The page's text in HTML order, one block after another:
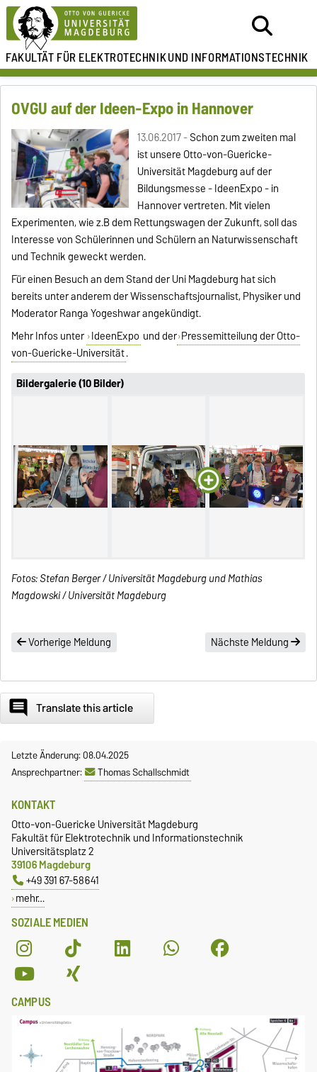
FAKULTÄT FÜR ELEKTROTECHNIKUND INFORMATIONSTECHNIK
OVGU auf der Ideen-Expo in Hannover
13.06.2017 -Schon zum zweiten mal
ist unsere Otto-von-Guericke-
Universität Magdeburg auf der
Bildungsmesse - IdeenExpo - in
Hannover vertreten. Mit vielen
Experimenten, wie z.B dem Rettungswagen der Zukunft, soll das
Interesse von Schülerinnen und Schülern an Naturwissenschaft
und Technik geweckt werden.
Für einen Besuch an dem Stand der Uni Magdeburg hat sich
bereits unter anderem der Wissenschaftsjournalist, Physiker und
Moderator Ranga Yogeshwar angekündigt.
Mehr Infos unter IdeenExpo und der Pressemitteilung der Otto-
von-Guericke-Universität.
Bildergalerie (10 Bilder)
Fotos: Stefan Berger / Universität Magdeburg und Mathias
Magdowski / Universität Magdeburg
Vorherige Meldung Nächste Meldung
comment Translate this article
Letzte Änderung: 08.04.2025
Ansprechpartner:
Thomas Schallschmidt
SOZIALE MEDIEN
KONTAKT
Otto-von-Guericke Universität Magdeburg
Fakultät für Elektrotechnik und Informationstechnik
Universitätsplatz 2
39106 Magdeburg
+49 391 67-58641
mehr…
CAMPUS